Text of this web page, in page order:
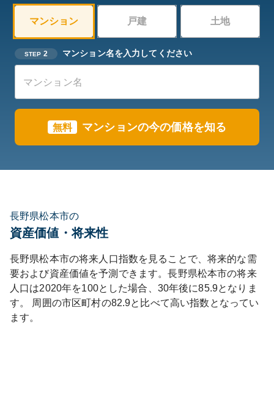
マンション 戸建 土地
STEP 2 マンション名を入力してください
無料 マンションの今の価格を知る
長野県松本市の
資産価値・将来性
長野県松本市の将来人口指数を見ることで、将来的な需
要および資産価値を予測できます。長野県松本市の将来
人口は2020年を100とした場合、30年後に85.9となりま
す。
周囲の市区町村の82.9と比べて高い指数となってい
ます。